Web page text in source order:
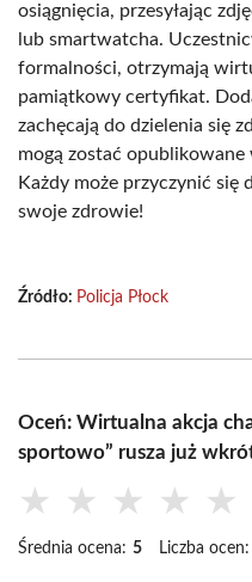
osiągnięcia, przesyłając
lub smartwatcha.
formalności, otrzymają
pamiątkowy certyfikat.
zachęcają do dzielenia się
mogą zostać
Każdy może przyczynić się
swoje zdrowie!
Źródło: Policja Płock
Oceń: Wirtualna akcja
sportowo” rusza już
★ ★ ★ ★ ★
Średnia ocena: 5 Liczba ocen: